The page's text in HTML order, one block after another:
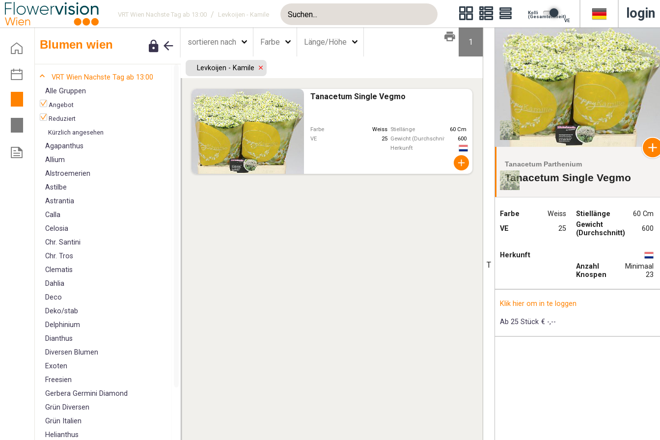
VRT Wien Nachste Tag ab 13:00 / Levkoijen - Kamile login
Kolli
(Gesamteinheit)
VE
blumen wien
VRT Wien Nachste Tag ab 13:00
Alle Gruppen
Angebot
Reduziert
Kürzlich angesehen
Agapanthus
Allium
Alstroemerien
Astilbe
Astrantia
Calla
Celosia
Chr. Santini
Chr. Tros
Clematis
Dahlia
Deco
Deko/stab
Delphinium
Dianthus
Diversen Blumen
Exoten
Freesien
Gerbera Germini Diamond
Grün Diversen
Grün Italien
Helianthus
Tanacetum Parthenium
Tanacetum Single Vegmo
Farbe Weiss Stiellänge
60 Cm
VE
25
Gewicht
(Durchschnitt)
600
Herkunft
Anzahl
Knospen
Minimaal
23
Klik hier om in te loggen
Ab 25 Stück € -,--
sortieren nach Farbe Länge/Höhe 1
Levkoijen - Kamile
Tanacetum Single Vegmo
Farbe Weiss Stiellänge
60 Cm
VE
25 Gewicht (Durchschnitt)
600
Herkunft
T